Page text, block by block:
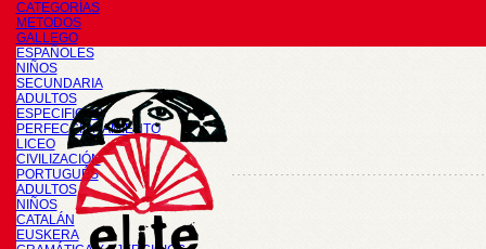
CATEGORÍAS
METODOS
GALLEGO
ESPAÑOLES
NIÑOS
SECUNDARIA
ADULTOS
ESPECIFICOS
PERFECCIONAMIENTO
LICEO
CIVILIZACIÓN
PORTUGUÉS
ADULTOS
NIÑOS
CATALÁN
EUSKERA